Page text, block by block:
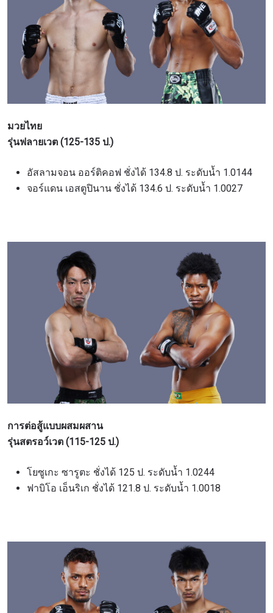
มวยไทย
รุ่นฟลายเวต (125-135 ป.)
อัสลามจอน ออร์ติคอฟ ชั่งได้ 134.8 ป. ระดับน้ำ 1.0144
จอร์แดน เอสตูปินาน ชั่งได้ 134.6 ป. ระดับน้ำ 1.0027
การต่อสู้แบบผสมผสาน
รุ่นสตรอว์เวต (115-125 ป.)
โยซูเกะ ซารูตะ ชั่งได้ 125 ป. ระดับน้ำ 1.0244
ฟาบิโอ เอ็นริเก ชั่งได้ 121.8 ป. ระดับน้ำ 1.0018